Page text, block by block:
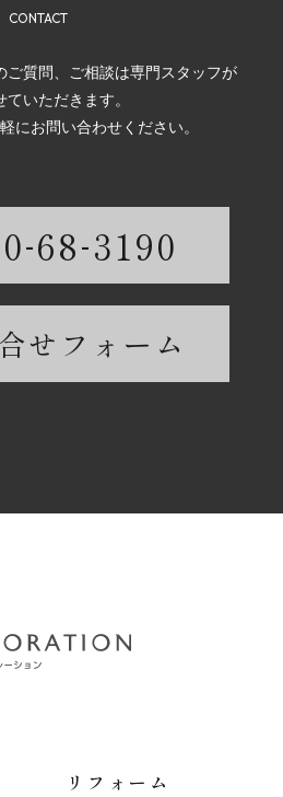
ご質問、ご相談は専門スタッフが
ていただきます。
にお問い合わせください。
-68-3190
せフォーム
リフォーム